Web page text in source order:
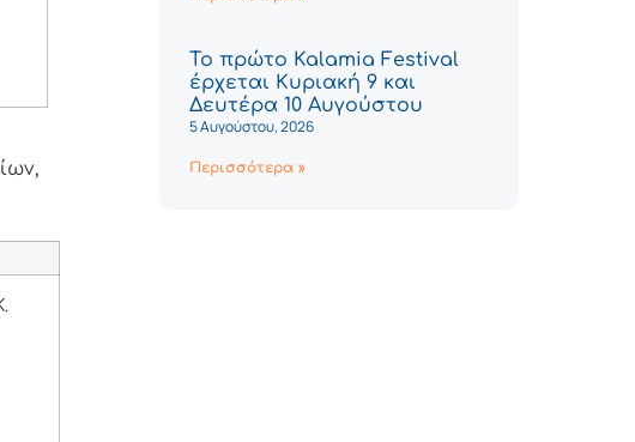
Το πρώτο Kalamia Festival
έρχεται Κυριακή 9 και
Δευτέρα 10 Αυγούστου
5 Αυγούστου, 2026
Περισσότερα »